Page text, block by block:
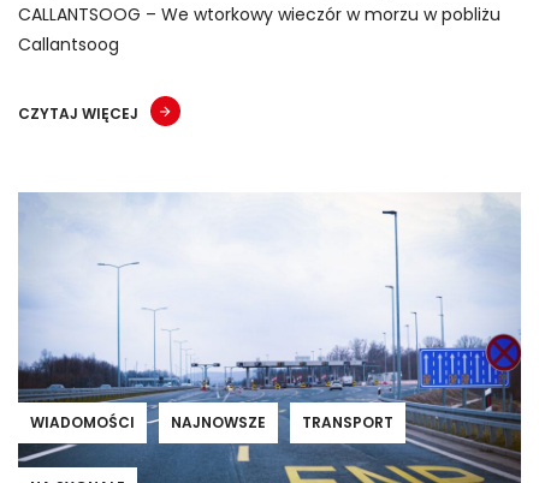
CALLANTSOOG – We wtorkowy wieczór w morzu w pobliżu
Callantsoog
CZYTAJ WIĘCEJ
WIADOMOŚCI NAJNOWSZE TRANSPORT